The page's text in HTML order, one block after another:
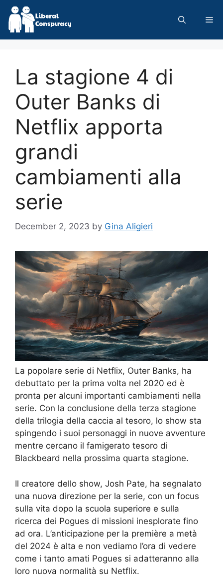
Skip
content
La stagione 4 di
Outer Banks di
Netflix apporta
grandi
cambiamenti alla
serie
December 2, 2023 by Gina Aligieri
La popolare serie di Netflix, Outer Banks, ha
debuttato per la prima volta nel 2020 ed è
pronta per alcuni importanti cambiamenti nella
serie. Con la conclusione della terza stagione
della trilogia della caccia al tesoro, lo show sta
spingendo i suoi personaggi in nuove avventure
mentre cercano il famigerato tesoro di
Blackbeard nella prossima quarta stagione.
Il creatore dello show, Josh Pate, ha segnalato
una nuova direzione per la serie, con un focus
sulla vita dopo la scuola superiore e sulla
ricerca dei Pogues di missioni inesplorate fino
ad ora. L’anticipazione per la première a metà
del 2024 è alta e non vediamo l’ora di vedere
come i tanto amati Pogues si adatteranno alla
loro nuova normalità su Netflix.